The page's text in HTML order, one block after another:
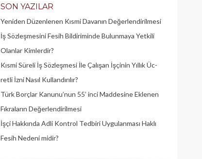
SON YAZILAR
Yeniden Düzenlenen Kısmi Davanın Değerlendirilmesi
İş Sözleşmesini Fesih Bildiriminde Bulunmaya Yetkili
Olanlar Kimlerdir?
Kısmi Süreli İş Sözleşmesi İle Çalışan İşçinin Yıllık Üc­
retli İzni Nasıl Kullandırılır?
Türk Borçlar Kanunu’nun 55’ inci Maddesine Eklenen
Fıkraların Değerlendirilmesi
İşçi Hakkında Adli Kontrol Tedbiri Uygulanması Haklı
Fesih Nedeni midir?